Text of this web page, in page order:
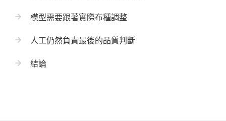
模型需要跟著實際布種調整
人工仍然負責最後的品質判斷
結論